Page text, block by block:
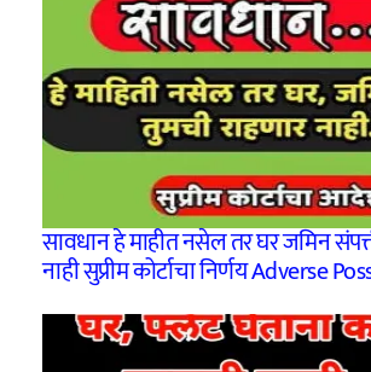
सावधान हे माहीत नसेल तर घर जमिन
नाही सुप्रीम कोर्टाचा निर्णय Adverse